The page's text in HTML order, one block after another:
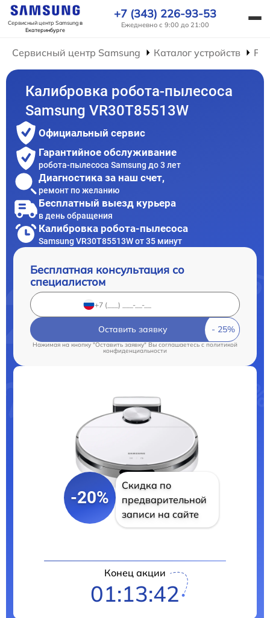
Сервисный центр Samsungв
Екатеринбурге
+7 (343) 226-93-53
Ежедневно с 9:00 до 21:00
Сервисный центр Samsung Каталог устройств
Калибровка робота-пылесоса
Samsung VR30T85513W
Официальный сервис
Гарантийное обслуживание
робота-пылесоса Samsung до 3 лет
Диагностика за наш счет,
ремонт по желанию
Бесплатный выезд курьера
в день обращения
Калибровка робота-пылесоса
Samsung VR30T85513W от 35 минут
Бесплатная консультация со
специалистом
Оставить заявку
Нажимая на кнопку "Оставить заявку" Вы соглашаетесь c политикой
конфиденциальности
-20%
Скидка по
предварительной
записи на сайте
Конец акции
01:13:41